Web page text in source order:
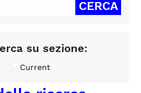
su sezione:
Current